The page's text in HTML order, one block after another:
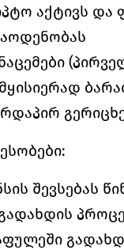
აქტივს და
შევსებას